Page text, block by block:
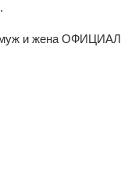
муж и жена